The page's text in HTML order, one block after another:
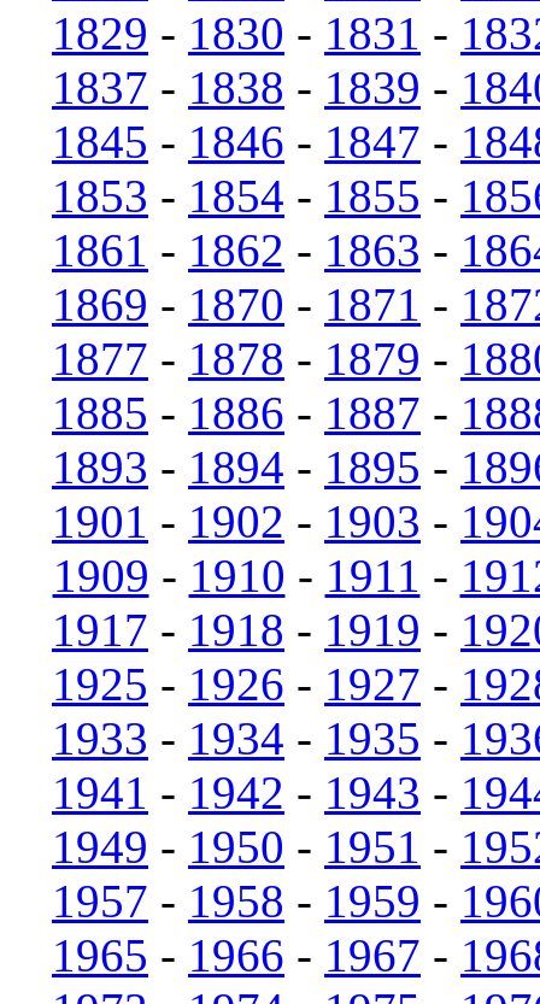
1829 - 1830 - 1831 -
1837 - 1838 - 1839 -
1845 - 1846 - 1847 -
1853 - 1854 - 1855 -
1861 - 1862 - 1863 -
1869 - 1870 - 1871 -
1877 - 1878 - 1879 -
1885 - 1886 - 1887 -
1893 - 1894 - 1895 -
1901 - 1902 - 1903 -
1909 - 1910 - 1911 -
1917 - 1918 - 1919 -
1925 - 1926 - 1927 -
1933 - 1934 - 1935 -
1941 - 1942 - 1943 -
1949 - 1950 - 1951 -
1957 - 1958 - 1959 -
1965 - 1966 - 1967 -